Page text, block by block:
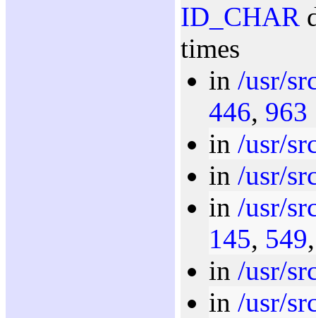
ID_CHAR
times
in /usr/
446, 963
in /usr/
in /usr/
in /usr/
145, 549
in /usr/
in /usr/